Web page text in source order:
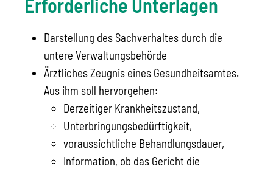
Erforderliche Unterlagen
Darstellung des Sachverhaltes durch die
untere Verwaltungsbehörde
Ärztliches Zeugnis eines Gesundheitsamtes.
Aus ihm soll hervorgehen:
Derzeitiger Krankheitszustand,
Unterbringungsbedürftigkeit,
voraussichtliche Behandlungsdauer,
Information, ob das Gericht die